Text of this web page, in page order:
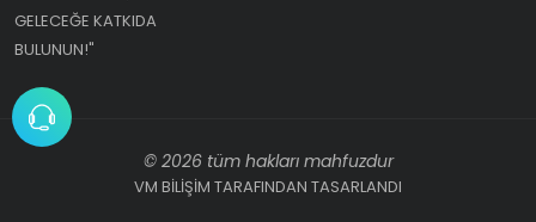
GELECEĞE KATKIDA
BULUNUN!"
© 2026 tüm hakları mahfuzdur
VM BİLİŞİM TARAFINDAN TASARLANDI